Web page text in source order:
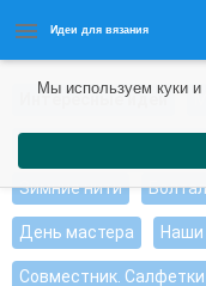
Идеи для вязания
Интересные идеи
Зимние нити
День мастера Наши
Совместник.
Мы используем куки и